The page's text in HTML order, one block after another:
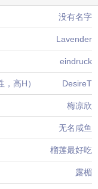
没有名字
Lavender
eindruck
高H） DesireT
梅凉欣
无名咸鱼
榴莲最好吃
露楣